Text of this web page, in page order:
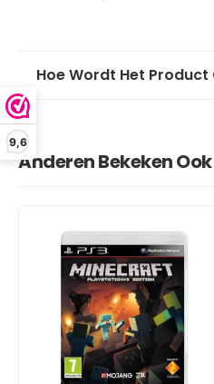
9,6
Hoe Wordt Het Product
Anderen Bekeken Ook